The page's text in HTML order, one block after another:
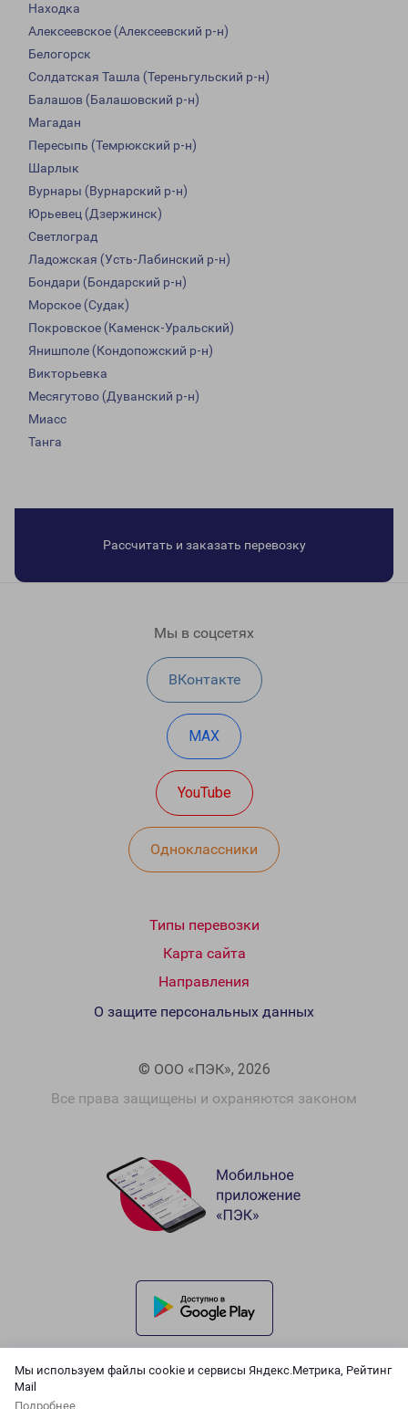
Мы используем файлы cookie и сервисы Яндекс.Метрика, Рейтинг
Mail
Подробнее
Находка
Алексеевское (Алексеевский р-н)
Белогорск
Солдатская Ташла (Тереньгульский р-н)
Балашов (Балашовский р-н)
Магадан
Пересыпь (Темрюкский р-н)
Шарлык
Вурнары (Вурнарский р-н)
Юрьевец (Дзержинск)
Светлоград
Ладожская (Усть-Лабинский р-н)
Бондари (Бондарский р-н)
Морское (Судак)
Покровское (Каменск-Уральский)
Янишполе (Кондопожский р-н)
Викторьевка
Месягутово (Дуванский р-н)
Миасс
Танга
Рассчитать и заказать перевозку
Мы в соцсетях
ВКонтакте
MAX
YouTube
Одноклассники
Типы перевозки
Карта сайта
Направления
© ООО «ПЭК», 2026
Все права защищены и охраняются законом
О защите персональных данных